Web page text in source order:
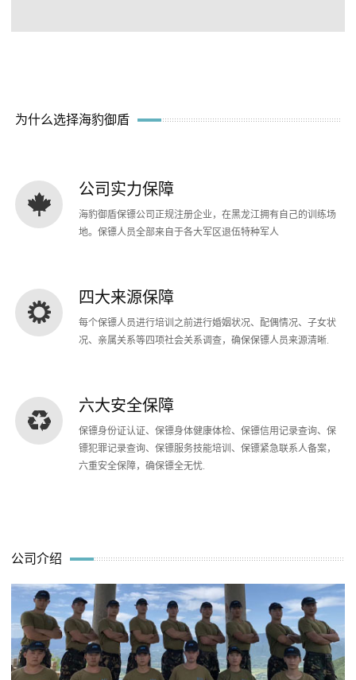
为什么选择海豹御盾
公司实力保障
海豹御盾保镖公司正规注册企业，在黑龙江拥有自己的训练场
地。保镖人员全部来自于各大军区退伍特种军人
四大来源保障
每个保镖人员进行培训之前进行婚姻状况、配偶情况、子女状
况、亲属关系等四项社会关系调查，确保保镖人员来源清晰.
六大安全保障
保镖身份证认证、保镖身体健康体检、保镖信用记录查询、保
镖犯罪记录查询、保镖服务技能培训、保镖紧急联系人备案，
六重安全保障，确保镖全无忧.
公司介绍